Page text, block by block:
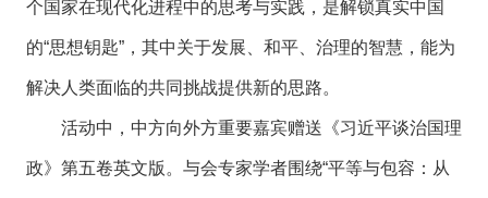
个国家在现代化进程中的思考与实践，是解锁真实中国
的“思想钥匙”，其中关于发展、和平、治理的智慧，能为
解决人类面临的共同挑战提供新的思路。
活动中，中方向外方重要嘉宾赠送《习近平谈治国理
政》第五卷英文版。与会专家学者围绕“平等与包容：从